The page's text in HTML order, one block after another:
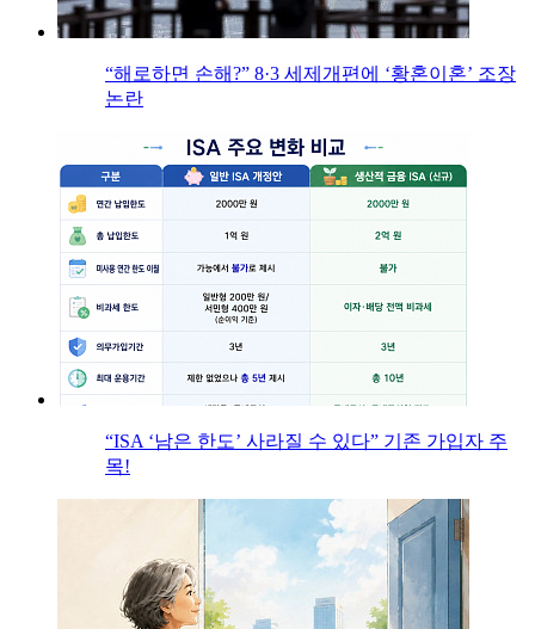
“해로하면 손해?” 8·3 세제개편에 ‘황혼이혼’ 조장
논란
“ISA ‘남은 한도’ 사라질 수 있다” 기존 가입자 주
목!